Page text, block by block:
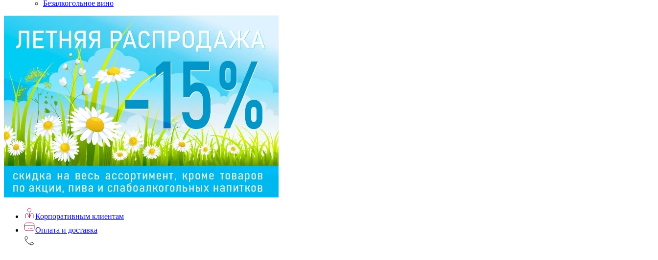
Безалкогольное вино
Корпоративным клиентам
Оплата и доставка